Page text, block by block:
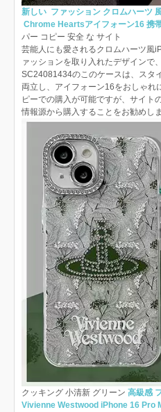
新しい ファッション クロムハーツ
Chrome Heartsアイフォーン16 携
パー コピー 安全 な サイト
芸能人にも愛されるクロムハーツ風
ァッションを取り入れたデザインで
SC24081434のこのケースは、スタ
両立し、アイフォーン16をおしゃれ
ピーでの購入が可能ですが、サイト
情報源から購入することをお勧めしま
クッキング 小清新 グリーン 高級感
Vivienne Westwood iPhone 16 Pro